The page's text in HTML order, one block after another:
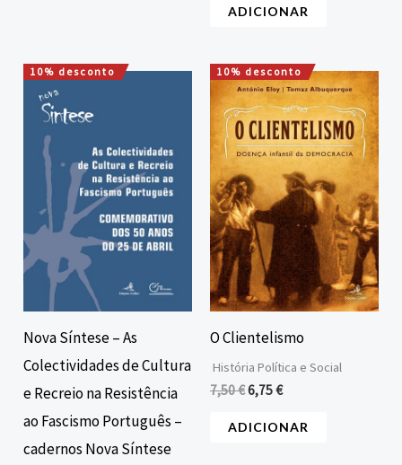
ADICIONAR
10% desconto
Nova Síntese – As
Colectividades de Cultura
e Recreio na Resistência
ao Fascismo Português –
cadernos Nova Síntese
O
original
20,00 €.
O
18,00 €.
10% desconto
O Clientelismo
História Política e Social
7,50€
O
preço
original
era:
7,50 €.
6,75€
O
preço
atual
é:
6,75 €.
ADICIONAR